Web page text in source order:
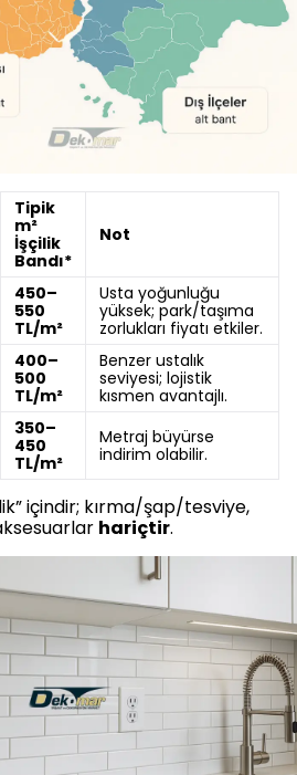
Tipik
m²
İşçilik
Bandı*
Not
450–
550
TL/m²
Usta yoğunluğu
yüksek; park/taşıma
zorlukları fiyatı etkiler.
400–
500
TL/m²
Benzer ustalık
seviyesi; lojistik
kısmen avantajlı.
350–
450
TL/m²
Metraj büyürse
indirim olabilir.
içindir; kırma/şap/tesviye,
hariçtir.